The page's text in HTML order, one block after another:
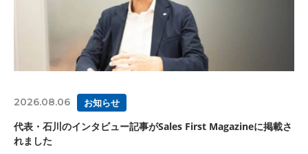
2026.08.06 お知らせ
代表・石川のインタビュー記事がSales First Magazineに掲載さ
れました